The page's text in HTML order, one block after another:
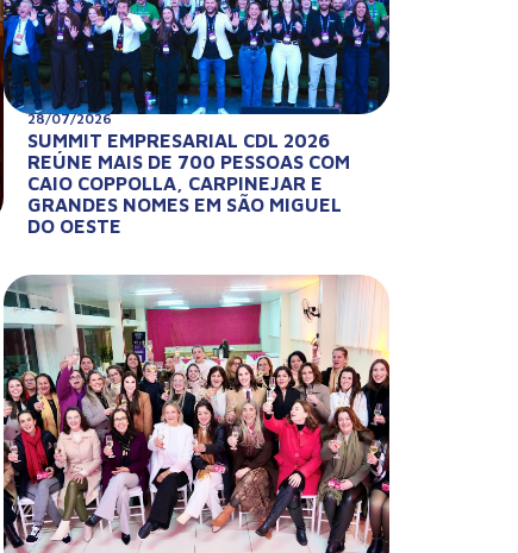
28/07/2026
SUMMIT EMPRESARIAL CDL 2026
REÚNE MAIS DE 700 PESSOAS COM
CAIO COPPOLLA, CARPINEJAR E
GRANDES NOMES EM SÃO MIGUEL
DO OESTE